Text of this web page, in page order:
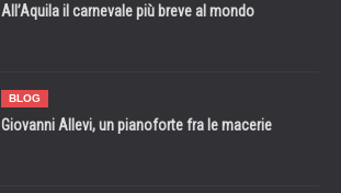
All’Aquila il carnevale più breve al mondo
BLOG
Giovanni Allevi, un pianoforte fra le macerie